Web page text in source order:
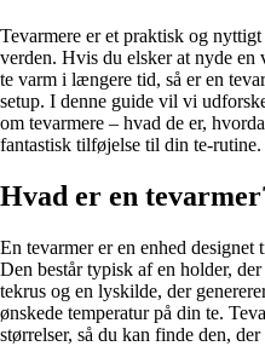
Tevarmere er et praktisk og
verden. Hvis du elsker at nyde en
te varm i længere tid, så er en
setup. I denne guide vil vi
om tevarmere – hvad de er,
fantastisk tilføjelse til din te-rutine.
Hvad er en
En tevarmer er en enhed
Den består typisk af en holder,
tekrus og en lyskilde, der
ønskede temperatur på din te.
størrelser, så du kan finde den,